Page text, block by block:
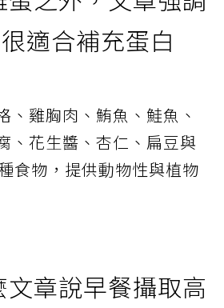
適合補充蛋白
、雞胸肉、鮪魚、鮭魚、
、花生醬、杏仁、扁豆與
食物，提供動物性與植物
章說早餐攝取高